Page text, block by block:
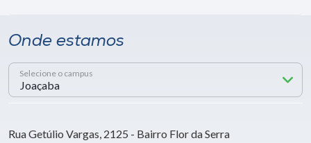
Onde estamos
Selecione o campus
Rua Getúlio Vargas, 2125 - Bairro Flor da Serra